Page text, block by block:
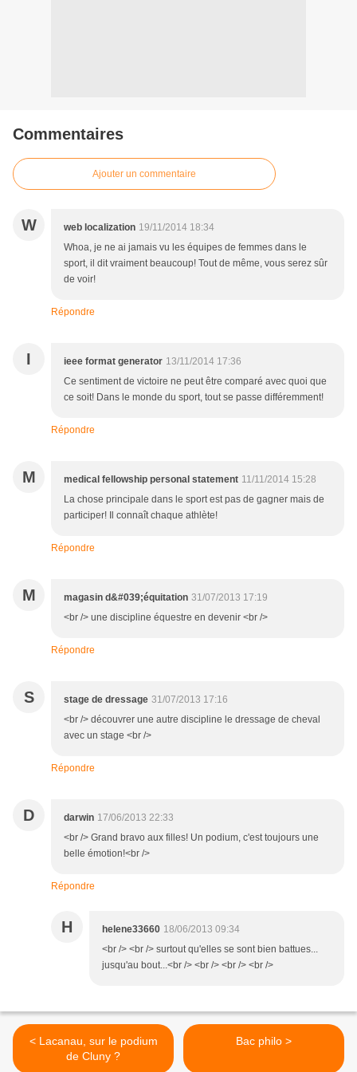
Commentaires
Ajouter un commentaire
W web localization 19/11/2014 18:34
Whoa, je ne ai jamais vu les équipes de femmes dans le
sport, il dit vraiment beaucoup! Tout de même, vous serez sûr
de voir!
Répondre
I ieee format generator 13/11/2014 17:36
Ce sentiment de victoire ne peut être comparé avec quoi que
ce soit! Dans le monde du sport, tout se passe différemment!
Répondre
M medical fellowship personal statement 11/11/2014 15:28
La chose principale dans le sport est pas de gagner mais de
participer! Il connaît chaque athlète!
Répondre
M magasin d&#039;équitation 31/07/2013 17:19
<br /> une discipline équestre en devenir <br />
Répondre
S stage de dressage 31/07/2013 17:16
<br /> découvrer une autre discipline le dressage de cheval
avec un stage <br />
Répondre
D darwin 17/06/2013 22:33
<br /> Grand bravo aux filles! Un podium, c'est toujours une
belle émotion!<br />
Répondre
H helene33660 18/06/2013 09:34
<br /> <br /> surtout qu'elles se sont bien battues...
jusqu'au bout...<br /> <br /> <br /> <br />
< Lacanau, sur le podium
de Cluny ?
Bac philo >